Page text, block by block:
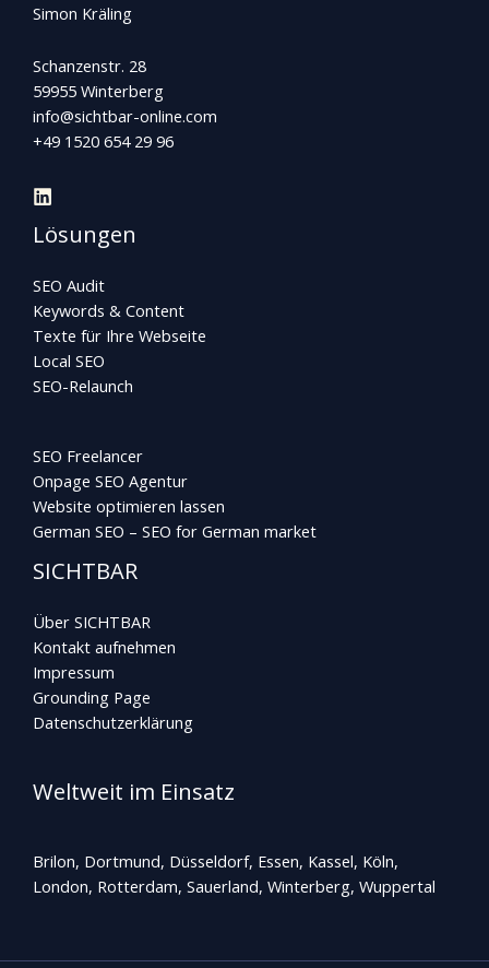
Simon Kräling
Schanzenstr. 28
59955 Winterberg
info@sichtbar-online.com
+49 1520 654 29 96
Lösungen
SEO Audit
Keywords & Content
Texte für Ihre Webseite
Local SEO
SEO-Relaunch
SEO Freelancer
Onpage SEO Agentur
Website optimieren lassen
German SEO – SEO for German market
SICHTBAR
Über SICHTBAR
Kontakt aufnehmen
Impressum
Grounding Page
Datenschutzerklärung
Weltweit im Einsatz
Brilon, Dortmund, Düsseldorf, Essen, Kassel, Köln,
London, Rotterdam, Sauerland, Winterberg, Wuppertal